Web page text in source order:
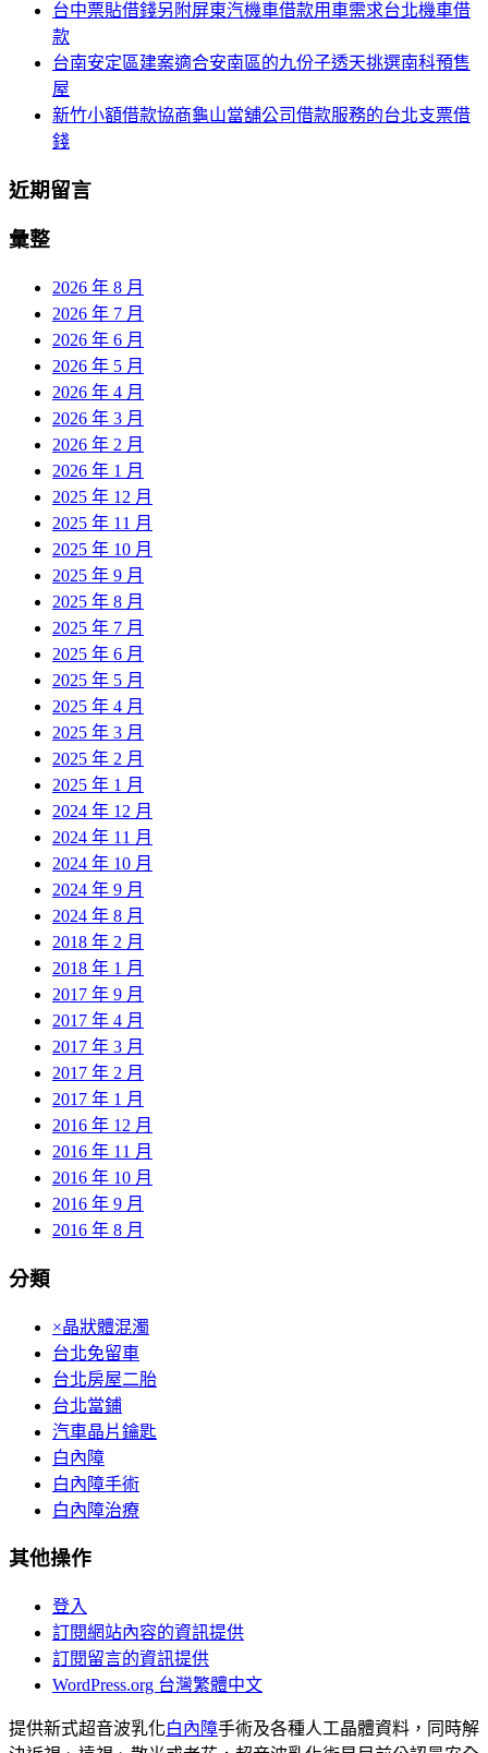
台中票貼借錢另附屏東汽機車借款用車需求台北機車借
款
台南安定區建案適合安南區的九份子透天挑選南科預售
屋
新竹小額借款協商龜山當舖公司借款服務的台北支票借
錢
近期留言
彙整
2026 年 8 月
2026 年 7 月
2026 年 6 月
2026 年 5 月
2026 年 4 月
2026 年 3 月
2026 年 2 月
2026 年 1 月
2025 年 12 月
2025 年 11 月
2025 年 10 月
2025 年 9 月
2025 年 8 月
2025 年 7 月
2025 年 6 月
2025 年 5 月
2025 年 4 月
2025 年 3 月
2025 年 2 月
2025 年 1 月
2024 年 12 月
2024 年 11 月
2024 年 10 月
2024 年 9 月
2024 年 8 月
2018 年 2 月
2018 年 1 月
2017 年 9 月
2017 年 4 月
2017 年 3 月
2017 年 2 月
2017 年 1 月
2016 年 12 月
2016 年 11 月
2016 年 10 月
2016 年 9 月
2016 年 8 月
分類
×晶狀體混濁
台北免留車
台北房屋二胎
台北當鋪
汽車晶片鑰匙
白內障
白內障手術
白內障治療
其他操作
登入
訂閱網站內容的資訊提供
訂閱留言的資訊提供
WordPress.org 台灣繁體中文
提供新式超音波乳化白內障手術及各種人工晶體資料，同時解